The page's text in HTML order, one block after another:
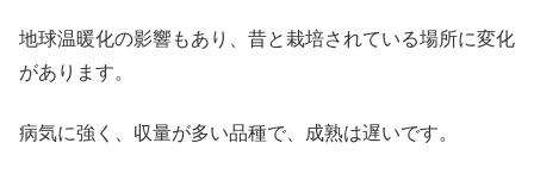
地球温暖化の影響もあり、昔と栽培されている場所に変化
があります。
病気に強く、収量が多い品種で、成熟は遅いです。